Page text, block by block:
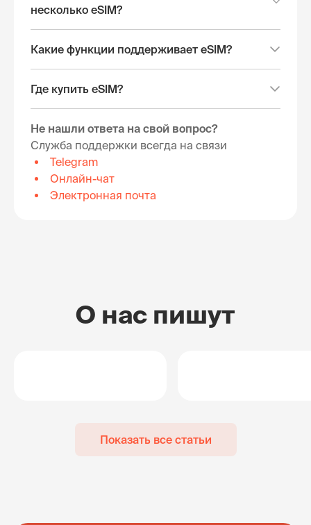
несколько eSIM?
Какие функции поддерживает eSIM?
Где купить eSIM?
Не нашли ответа на свой вопрос?
Служба поддержки всегда на связи
Telegram
Онлайн-чат
Электронная почта
О нас пишут
Показать все статьи